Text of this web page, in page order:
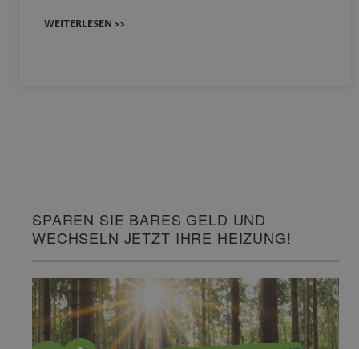
WEITERLESEN >>
SPAREN SIE BARES GELD UND
WECHSELN JETZT IHRE HEIZUNG!